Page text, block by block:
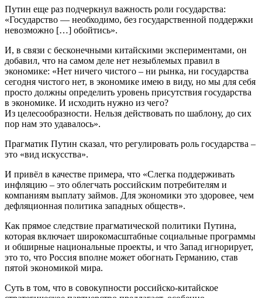
Путин еще раз подчеркнул важность роли государства:
«Государство — необходимо, без государственной поддержки
невозможно […] обойтись».
И, в связи с бесконечными китайскими экспериментами, он
добавил, что на самом деле нет незыблемых правил в
экономике: «Нет ничего чистого – ни рынка, ни государства
сегодня чистого нет, в экономике имею в виду, но мы для себя
просто должны определить уровень присутствия государства
в экономике. И исходить нужно из чего?
Из целесообразности. Нельзя действовать по шаблону, до сих
пор нам это удавалось».
Прагматик Путин сказал, что регулировать роль государства –
это «вид искусства».
И привёл в качестве примера, что «Слегка поддерживать
инфляцию – это облегчать российским потребителям и
компаниям выплату займов. Для экономики это здоровее, чем
дефляционная политика западных обществ».
Как прямое следствие прагматической политики Путина,
которая включает широкомасштабные социальные программы
и обширные национальные проекты, и что Запад игнорирует,
это то, что Россия вполне может обогнать Германию, став
пятой экономикой мира.
Суть в том, что в совокупности российско-китайское